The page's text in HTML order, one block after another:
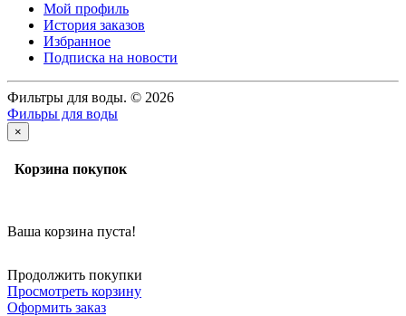
Мой профиль
История заказов
Избранное
Подписка на новости
Фильтры для воды. © 2026
Фильры для воды
×
Корзина покупок
Ваша корзина пуста!
Продолжить покупки
Просмотреть корзину
Оформить заказ